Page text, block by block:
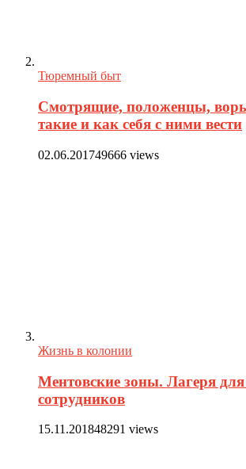
Тюремный быт
Смотрящие, положенцы,
такие и как себя с ними вести
02.06.201749666 views
Жизнь в колонии
Ментовские зоны. Лагеря
сотрудников
15.11.201848291 views